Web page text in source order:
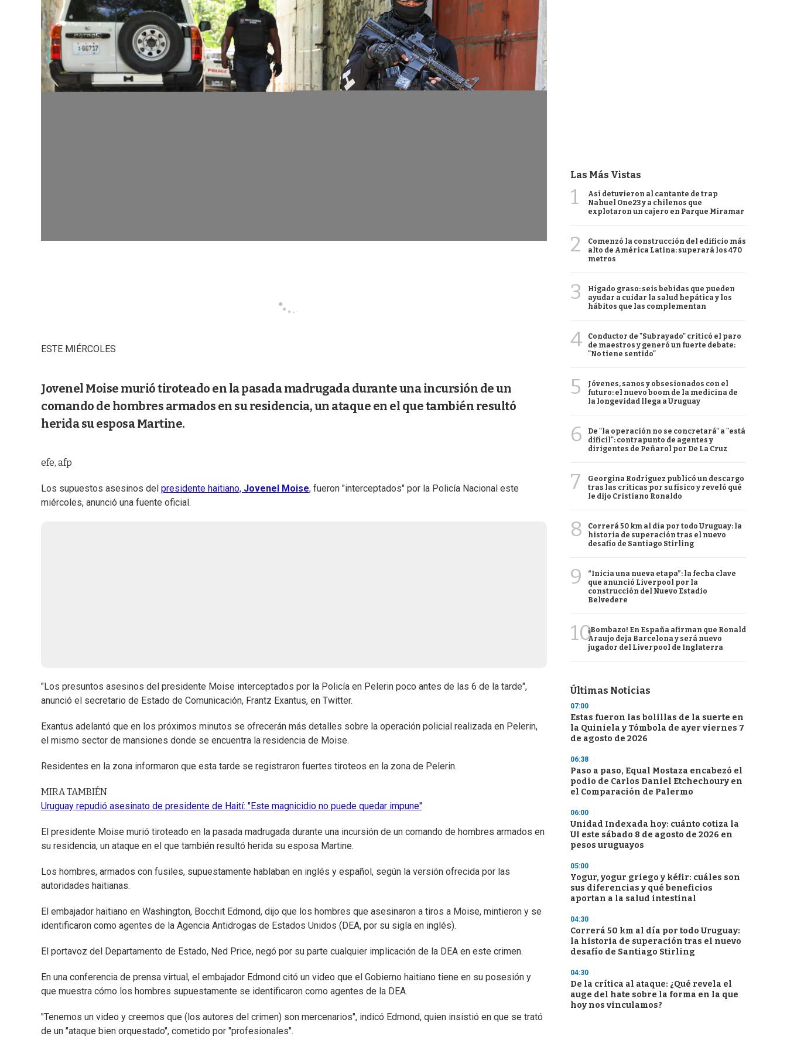
ESTE MIÉRCOLES
Jovenel Moise murió tiroteado en la pasada madrugada durante una incursión de un
comando de hombres armados en su residencia, un ataque en el que también resultó
herida su esposa Martine.
efe, afp
Los supuestos asesinos del presidente haitiano, Jovenel Moise, fueron "interceptados" por la Policía Nacional este
miércoles, anunció una fuente oficial.
"Los presuntos asesinos del presidente Moise interceptados por la Policía en Pelerin poco antes de las 6 de la tarde",
anunció el secretario de Estado de Comunicación, Frantz Exantus, en Twitter.
Exantus adelantó que en los próximos minutos se ofrecerán más detalles sobre la operación policial realizada en Pelerin,
el mismo sector de mansiones donde se encuentra la residencia de Moise.
Residentes en la zona informaron que esta tarde se registraron fuertes tiroteos en la zona de Pelerin.
MIRA TAMBIÉN
Uruguay repudió asesinato de presidente de Haití: "Este magnicidio no puede quedar impune"
El presidente Moise murió tiroteado en la pasada madrugada durante una incursión de un comando de hombres armados en
su residencia, un ataque en el que también resultó herida su esposa Martine.
Los hombres, armados con fusiles, supuestamente hablaban en inglés y español, según la versión ofrecida por las
autoridades haitianas.
El embajador haitiano en Washington, Bocchit Edmond, dijo que los hombres que asesinaron a tiros a Moise, mintieron y se
identificaron como agentes de la Agencia Antidrogas de Estados Unidos (DEA, por su sigla en inglés).
El portavoz del Departamento de Estado, Ned Price, negó por su parte cualquier implicación de la DEA en este crimen.
En una conferencia de prensa virtual, el embajador Edmond citó un video que el Gobierno haitiano tiene en su posesión y
que muestra cómo los hombres supuestamente se identificaron como agentes de la DEA.
"Tenemos un video y creemos que (los autores del crimen) son mercenarios", indicó Edmond, quien insistió en que se trató
de un "ataque bien orquestado", cometido por "profesionales".
Las Más Vistas
1
Así detuvieron al cantante de trap
Nahuel One23 y a chilenos que
explotaron un cajero en Parque Miramar
2
Comenzó la construcción del edificio más
alto de América Latina: superará los 470
metros
3
Hígado graso: seis bebidas que pueden
ayudar a cuidar la salud hepática y los
hábitos que las complementan
4
Conductor de "Subrayado" criticó el paro
de maestros y generó un fuerte debate:
"No tiene sentido"
5
Jóvenes, sanos y obsesionados con el
futuro: el nuevo boom de la medicina de
la longevidad llega a Uruguay
6
De "la operación no se concretará" a "está
difícil": contrapunto de agentes y
dirigentes de Peñarol por De La Cruz
7
Georgina Rodríguez publicó un descargo
tras las críticas por su físico y reveló qué
le dijo Cristiano Ronaldo
8
Correrá 50 km al día por todo Uruguay: la
historia de superación tras el nuevo
desafío de Santiago Stirling
9
“Inicia una nueva etapa”: la fecha clave
que anunció Liverpool por la
construcción del Nuevo Estadio
Belvedere
10¡Bombazo! En España afirman que Ronald
Araujo deja Barcelona y será nuevo
jugador del Liverpool de Inglaterra
Últimas Noticias
07:00
Estas fueron las bolillas de la suerte en
la Quiniela y Tómbola de ayer viernes 7
de agosto de 2026
06:38
Paso a paso, Equal Mostaza encabezó el
podio de Carlos Daniel Etchechoury en
el Comparación de Palermo
06:00
Unidad Indexada hoy: cuánto cotiza la
UI este sábado 8 de agosto de 2026 en
pesos uruguayos
05:00
Yogur, yogur griego y kéfir: cuáles son
sus diferencias y qué beneficios
aportan a la salud intestinal
04:30
Correrá 50 km al día por todo Uruguay:
la historia de superación tras el nuevo
desafío de Santiago Stirling
04:30
De la crítica al ataque: ¿Qué revela el
auge del hate sobre la forma en la que
hoy nos vinculamos?